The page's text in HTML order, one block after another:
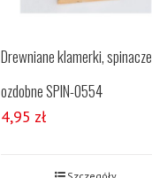
Drewniane klamerki, spinacze
ozdobne SPIN-0554
4,95 zł